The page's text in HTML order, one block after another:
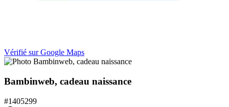
Vérifié sur Google Maps
Bambinweb, cadeau naissance
#1405299